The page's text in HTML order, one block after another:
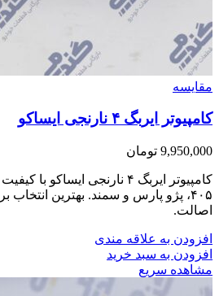
مقایسه
کامپیوتر ایربگ ۴ نارنجی ایساکو
9,950,000 تومان
کامپیوتر ایربگ ۴ نارنجی
۴۰۵، پژو پارس و سمند. بهترین
اصالت.
افزودن به علاقه مندی
افزودن به سبد خرید
مشاهده سریع